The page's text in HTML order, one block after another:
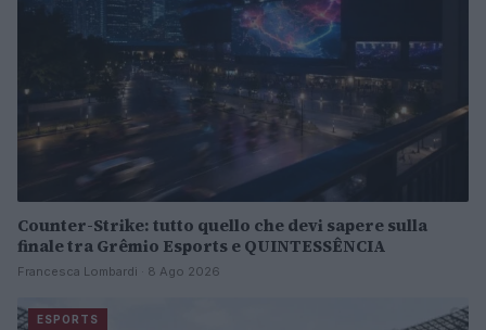
Counter-Strike: tutto quello che devi sapere sulla
finale tra Grêmio Esports e QUINTESSÊNCIA
Francesca Lombardi · 8 Ago 2026
ESPORTS